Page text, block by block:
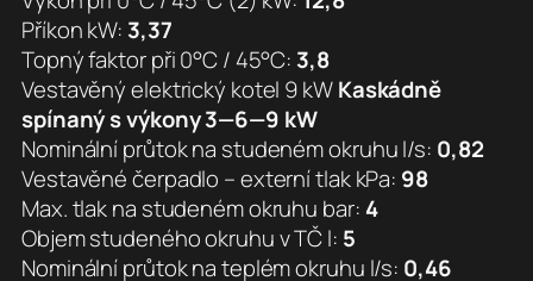
Příkon kW: 3,37
Topný faktor při 0°C / 45°C: 3,8
Vestavěný elektrický kotel 9 kWKaskádně
spínaný s výkony 3—6—9 kW
Nominální průtok na studeném okruhu l/s: 0,82
Vestavěné čerpadlo – externí tlak kPa: 98
Max. tlak na studeném okruhu bar: 4
Objem studeného okruhu v TČ l: 5
Nominální průtok na teplém okruhu l/s: 0,46